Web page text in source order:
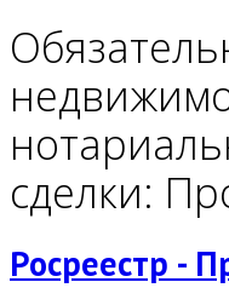
сделки:
Росреестр -